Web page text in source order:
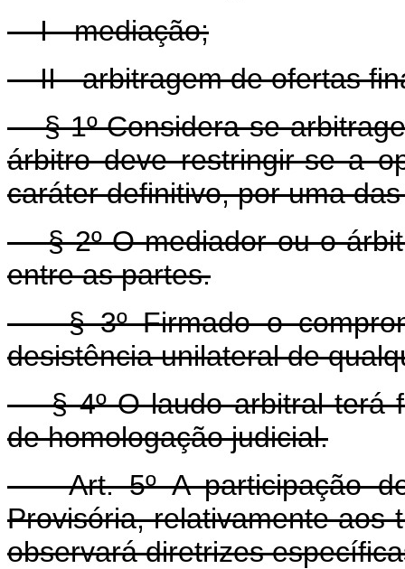
I - mediação;
II - arbitragem de ofertas
§ 1º Considera-se
árbitro deve restringir-se a
caráter definitivo, por uma
§ 2º O mediador ou o
entre as partes.
§ 3º Firmado o
desistência unilateral de
§ 4º O laudo arbitral terá
de homologação judicial.
Art. 5º A participação de
Provisória, relativamente aos
observará diretrizes